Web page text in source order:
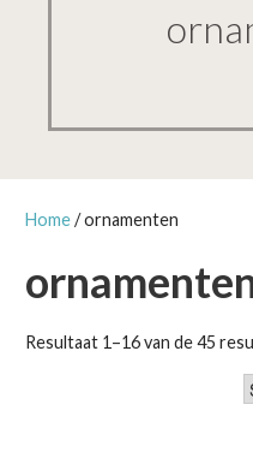
Home/ ornamenten
Resultaat 1–16 van de 45